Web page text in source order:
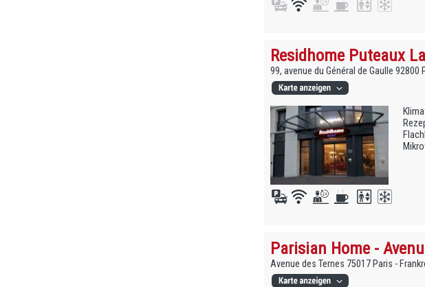
Residhome Puteaux
99, avenue du Général de Gaulle 92800
Parisian Home -
Avenue des Ternes 75017 Paris -